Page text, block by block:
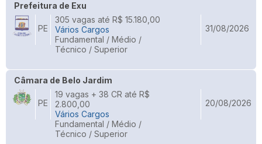
Prefeitura de Exu
PE
305 vagas até R$ 15.180,00
Vários Cargos
Fundamental / Médio /
Técnico / Superior
31/08/2026
Câmara de Belo Jardim
PE
19 vagas + 38 CR até R$
2.800,00
Vários Cargos
Fundamental / Médio /
Técnico / Superior
20/08/2026